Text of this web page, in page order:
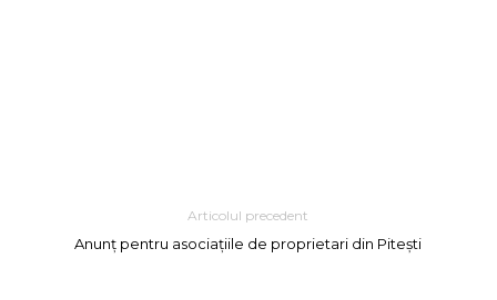
Articolul precedent
Anunț pentru asociațiile de proprietari din Pitești